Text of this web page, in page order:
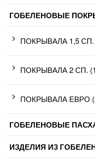
ГОБЕЛЕНОВЫЕ
ПОКРЫВАЛА 1,5 СП.
ПОКРЫВАЛА 2 СП.
ПОКРЫВАЛА ЕВРО
ГОБЕЛЕНОВЫЕ
ИЗДЕЛИЯ ИЗ